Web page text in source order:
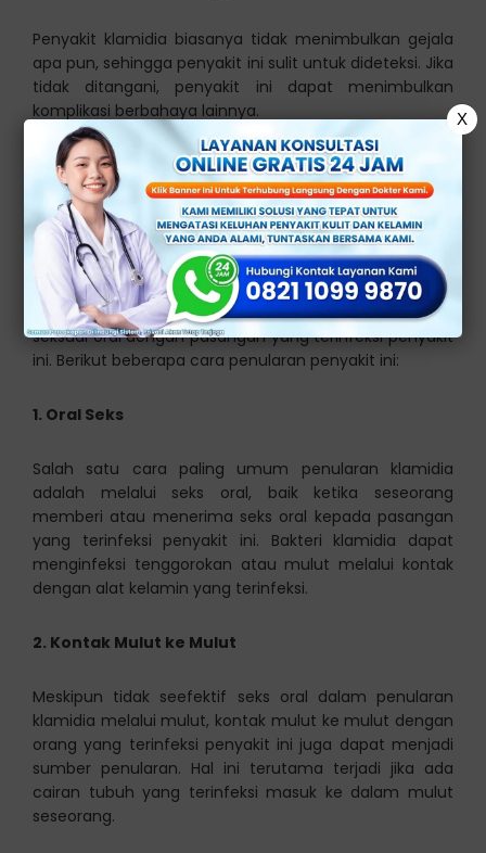
Penyakit klamidia biasanya tidak menimbulkan gejala
apa pun, sehingga penyakit ini sulit untuk dideteksi. Jika
tidak ditangani, penyakit ini dapat menimbulkan
komplikasi berbahaya lainnya.
Penularan Klamidia di
Mulut
Klamidia di mulut adalah infeksi klamidia yang terjadi di
tenggorokan atau mulut seseorang akibat aktivitas
seksual oral dengan pasangan yang terinfeksi penyakit
ini. Berikut beberapa cara penularan penyakit ini:
1. Oral Seks
Salah satu cara paling umum penularan klamidia
adalah melalui seks oral, baik ketika seseorang
memberi atau menerima seks oral kepada pasangan
yang terinfeksi penyakit ini. Bakteri klamidia dapat
menginfeksi tenggorokan atau mulut melalui kontak
dengan alat kelamin yang terinfeksi.
2. Kontak Mulut ke Mulut
Meskipun tidak seefektif seks oral dalam penularan
klamidia melalui mulut, kontak mulut ke mulut dengan
orang yang terinfeksi penyakit ini juga dapat menjadi
sumber penularan. Hal ini terutama terjadi jika ada
cairan tubuh yang terinfeksi masuk ke dalam mulut
seseorang.
X